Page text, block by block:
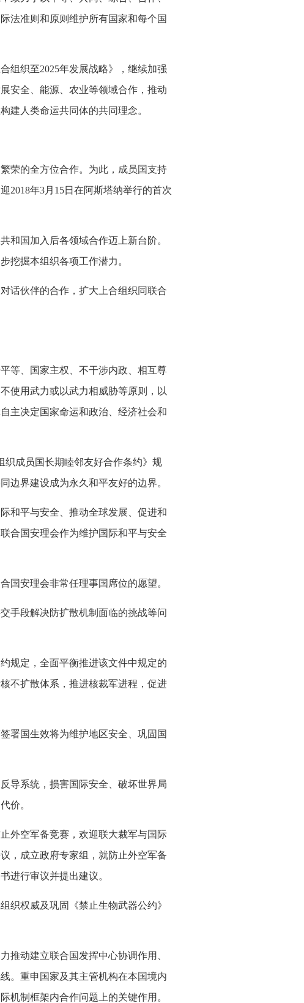
法准则和原则维护所有国家和每个国
组织至2025年发展战略》，继续加强
安全、能源、农业等领域合作，推动
建人类命运共同体的共同理念。
荣的全方位合作。为此，成员国支持
2018年3月15日在阿斯塔纳举行的首次
和国加入后各领域合作迈上新台阶。
挖掘本组织各项工作潜力。
话伙伴的合作，扩大上合组织同联合
等、国家主权、不干涉内政、相互尊
使用武力或以武力相威胁等原则，以
主决定国家命运和政治、经济社会和
成员国长期睦邻友好合作条约》规
边界建设成为永久和平友好的边界。
和平与安全、推动全球发展、促进和
合国安理会作为维护国际和平与安全
国安理会非常任理事国席位的愿望。
手段解决防扩散机制面临的挑战等问
规定，全面平衡推进该文件中规定的
不扩散体系，推进核裁军进程，促进
署国生效将为维护地区安全、巩固国
导系统，损害国际安全、破坏世界局
价。
外空军备竞赛，欢迎联大裁军与国际
，成立政府专家组，就防止外空军备
进行审议并提出建议。
织权威及巩固《禁止生物武器公约》
推动建立联合国发挥中心协调作用、
。重申国家及其主管机构在本国境内
机制框架内合作问题上的关键作用。